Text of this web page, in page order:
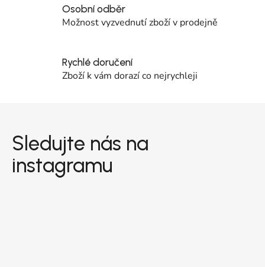
Osobní odběr
Možnost vyzvednutí zboží v prodejně
Rychlé doručení
Zboží k vám dorazí co nejrychleji
Sledujte nás na
instagramu